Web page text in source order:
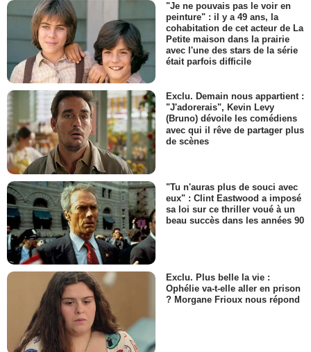
"Je ne pouvais pas le voir en
peinture" : il y a 49 ans, la
cohabitation de cet acteur de La
Petite maison dans la prairie
avec l'une des stars de la série
était parfois difficile
Exclu. Demain nous appartient :
"J'adorerais", Kevin Levy
(Bruno) dévoile les comédiens
avec qui il rêve de partager plus
de scènes
"Tu n'auras plus de souci avec
eux" : Clint Eastwood a imposé
sa loi sur ce thriller voué à un
beau succès dans les années 90
Exclu. Plus belle la vie :
Ophélie va-t-elle aller en prison
? Morgane Frioux nous répond